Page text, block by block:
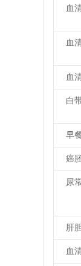
血
血
血
白
早
癌
尿
肝
血